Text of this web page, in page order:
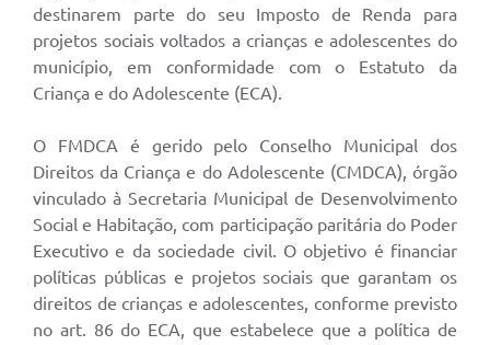
Agenda
Contato
destinarem parte do seu Imposto de Renda para
projetos sociais voltados a crianças e adolescentes do
município, em conformidade com o Estatuto da
Criança e do Adolescente (ECA).
O FMDCA é gerido pelo Conselho Municipal dos
Direitos da Criança e do Adolescente (CMDCA), órgão
vinculado à Secretaria Municipal de Desenvolvimento
Social e Habitação, com participação paritária do Poder
Executivo e da sociedade civil. O objetivo é financiar
políticas públicas e projetos sociais que garantam os
direitos de crianças e adolescentes, conforme previsto
no art. 86 do ECA, que estabelece que a política de